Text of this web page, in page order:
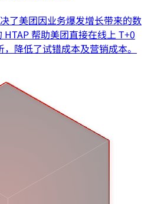
了美团因业务爆发增长带来的数
帮助美团直接在线上 T+0
降低了试错成本及营销成本。